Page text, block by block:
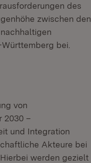
des
zwischen den
bei.
von
2030 –
und Integration
Akteure bei
werden gezielt